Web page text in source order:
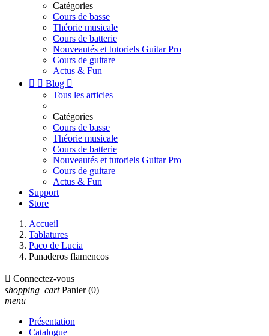
Catégories
Cours de basse
Théorie musicale
Cours de batterie
Nouveautés et tutoriels Guitar Pro
Cours de guitare
Actus & Fun
  Blog 
Tous les articles
Catégories
Cours de basse
Théorie musicale
Cours de batterie
Nouveautés et tutoriels Guitar Pro
Cours de guitare
Actus & Fun
Support
Store
Accueil
Tablatures
Paco de Lucia
Panaderos flamencos
 Connectez-vous
shopping_cart Panier (0)
menu
Présentation
Catalogue